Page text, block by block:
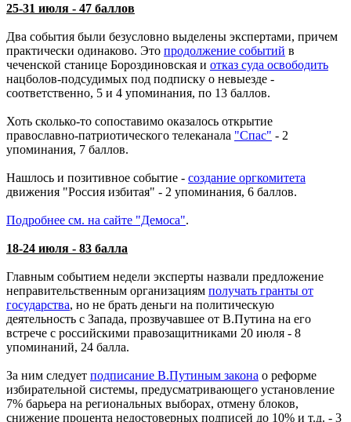
25-31 июля - 47 баллов
Два события были безусловно выделены экспертами, причем
практически одинаково. Это продолжение событий в
чеченской станице Бороздиновская и отказ суда освободить
нацболов-подсудимых под подписку о невыезде -
соответственно, 5 и 4 упоминания, по 13 баллов.
Хоть сколько-то сопоставимо оказалось открытие
православно-патриотического телеканала "Спас" - 2
упоминания, 7 баллов.
Нашлось и позитивное событие - создание оргкомитета
движения "Россия избитая" - 2 упоминания, 6 баллов.
Подробнее см. на сайте "Демоса".
18-24 июля - 83 балла
Главным событием недели эксперты назвали предложение
неправительственным организациям получать гранты от
государства, но не брать деньги на политическую
деятельность с Запада, прозвучавшее от В.Путина на его
встрече с российскими правозащитниками 20 июля - 8
упоминаний, 24 балла.
За ним следует подписание В.Путиным закона о реформе
избирательной системы, предусматривающего установление
7% барьера на региональных выборах, отмену блоков,
снижение процента недостоверных подписей до 10% и т.д. - 3